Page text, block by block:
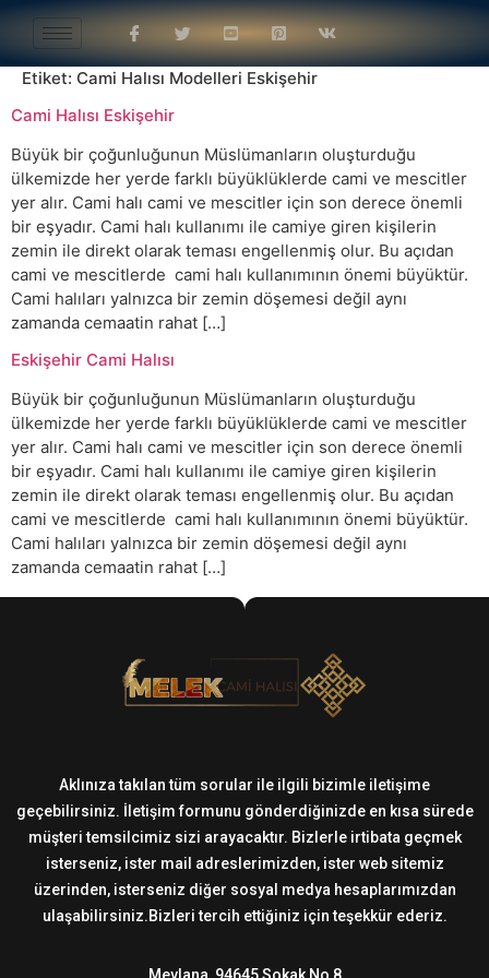
Etiket: Cami Halısı Modelleri Eskişehir
Cami Halısı Eskişehir
Büyük bir çoğunluğunun Müslümanların oluşturduğu
ülkemizde her yerde farklı büyüklüklerde cami ve mescitler
yer alır. Cami halı cami ve mescitler için son derece önemli
bir eşyadır. Cami halı kullanımı ile camiye giren kişilerin
zemin ile direkt olarak teması engellenmiş olur. Bu açıdan
cami ve mescitlerde cami halı kullanımının önemi büyüktür.
Cami halıları yalnızca bir zemin döşemesi değil aynı
zamanda cemaatin rahat […]
Eskişehir Cami Halısı
Büyük bir çoğunluğunun Müslümanların oluşturduğu
ülkemizde her yerde farklı büyüklüklerde cami ve mescitler
yer alır. Cami halı cami ve mescitler için son derece önemli
bir eşyadır. Cami halı kullanımı ile camiye giren kişilerin
zemin ile direkt olarak teması engellenmiş olur. Bu açıdan
cami ve mescitlerde cami halı kullanımının önemi büyüktür.
Cami halıları yalnızca bir zemin döşemesi değil aynı
zamanda cemaatin rahat […]
Aklınıza takılan tüm sorular ile ilgili bizimle iletişime
geçebilirsiniz. İletişim formunu gönderdiğinizde en kısa sürede
müşteri temsilcimiz sizi arayacaktır. Bizlerle irtibata geçmek
isterseniz, ister mail adreslerimizden, ister web sitemiz
üzerinden, isterseniz diğer sosyal medya hesaplarımızdan
ulaşabilirsiniz.Bizleri tercih ettiğiniz için teşekkür ederiz.